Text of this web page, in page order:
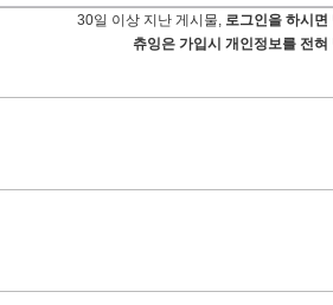
30일 이상 지난 게시물, 로그인을 하시
츄잉은 가입시 개인정보를 전혀